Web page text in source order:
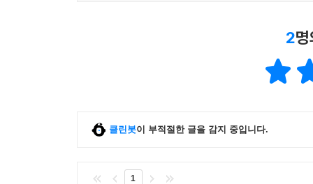
2
클린봇이 부적절한 글을 감지 중입니다.
1